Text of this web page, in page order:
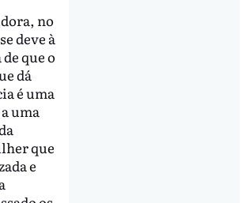
no
deve à
que o
dá
é uma
uma
que
e